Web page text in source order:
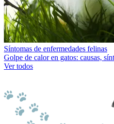
Síntomas de enfermedades felinas
Golpe de calor en gatos: causas,
Ver todos